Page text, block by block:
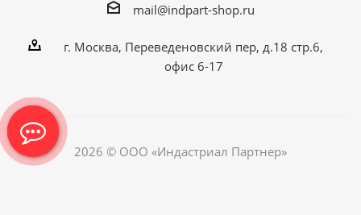
mail@indpart-shop.ru
г. Москва, Переведеновский пер, д.18 стр.6,
офис 6-17
2026 © ООО «Индастриал Партнер»